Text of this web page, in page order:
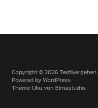
Copyright © 2026 Textilvergehen
Powered byWordPress
Theme: Uku vonElmastudio